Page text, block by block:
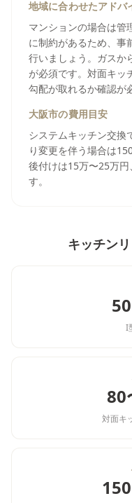
地域に合わせたアドバ
マンションの場合は管
に制約があるため、事
行いましょう。ガスか
が必須です。対面キッ
勾配が取れるか確認が
大阪市の費用目安
システムキッチン交換
り変更を伴う場合は
後付けは15万〜25万
す。
キッチン
I
80
対面キ